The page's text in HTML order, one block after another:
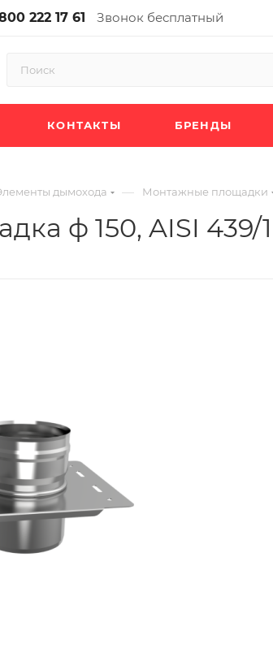
222 17 61 Звонок бесплатный
КОНТАКТЫ БРЕНДЫ
дымохода — Монтажные площадки
ф 150, AISI 439/